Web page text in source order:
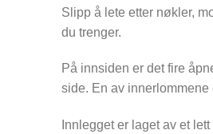
Slipp å lete etter nøkler,
du trenger.
På innsiden er det fire
side. En av
Innlegget er laget av et